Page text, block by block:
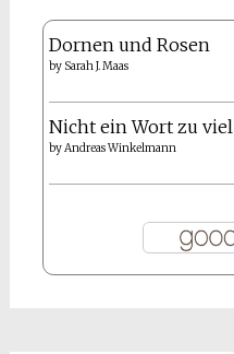
Dornen und Rosen
by Sarah J. Maas
Nicht ein Wort zu viel
byAndreas Winkelmann